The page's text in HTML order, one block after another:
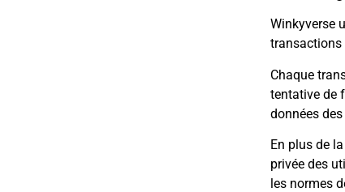
Winkyverse
transactions
Chaque
tentative de
données
En plus de
privée des
les normes